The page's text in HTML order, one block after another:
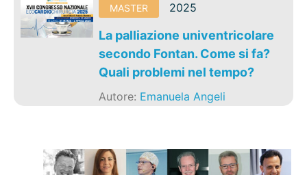
MASTER 2025
La palliazione univentricolare
secondo Fontan. Come si fa?
Quali problemi nel tempo?
Autore: Emanuela Angeli